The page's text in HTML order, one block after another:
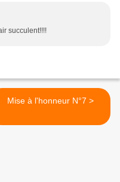
succulent!!!!
Mise à l'honneur N°7 >